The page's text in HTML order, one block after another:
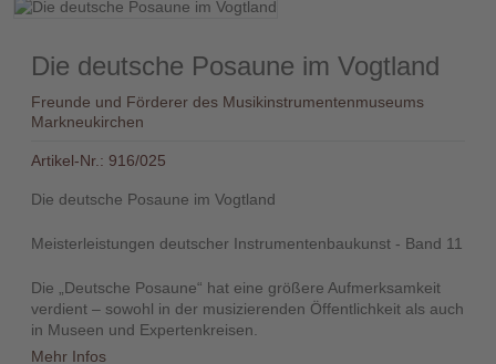
Über
Aktuelles
Händler
Kontakt
Die deutsche Posaune im Vogtland
Freunde und Förderer des Musikinstrumentenmuseums
Markneukirchen
Artikel-Nr.: 916/025
Die deutsche Posaune im Vogtland
Meisterleistungen deutscher Instrumentenbaukunst - Band 11
Die „Deutsche Posaune“ hat eine größere Aufmerksamkeit
verdient – sowohl in der musizierenden Öffentlichkeit als auch
in Museen und Expertenkreisen.
Mehr Infos